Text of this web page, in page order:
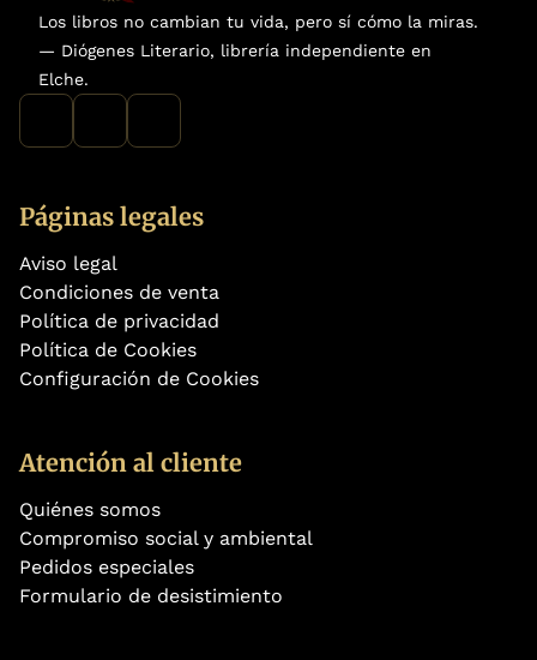
Los libros no cambian tu vida, pero sí cómo la miras.
— Diógenes Literario, librería independiente en
Elche.
Páginas legales
Aviso legal
Condiciones de venta
Política de privacidad
Política de Cookies
Configuración de Cookies
Atención al cliente
Quiénes somos
Compromiso social y ambiental
Pedidos especiales
Formulario de desistimiento